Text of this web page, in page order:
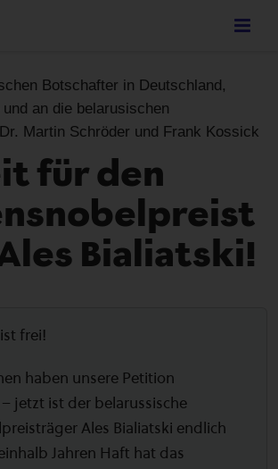
Botschafter in Deutschland,
an die belarusischen
Martin Schröder und Frank Kossick
für den
Bialiatski!
frei!
haben unsere Petition
jetzt ist der belarussische
Ales Bialiatski endlich
Jahren Haft hat das